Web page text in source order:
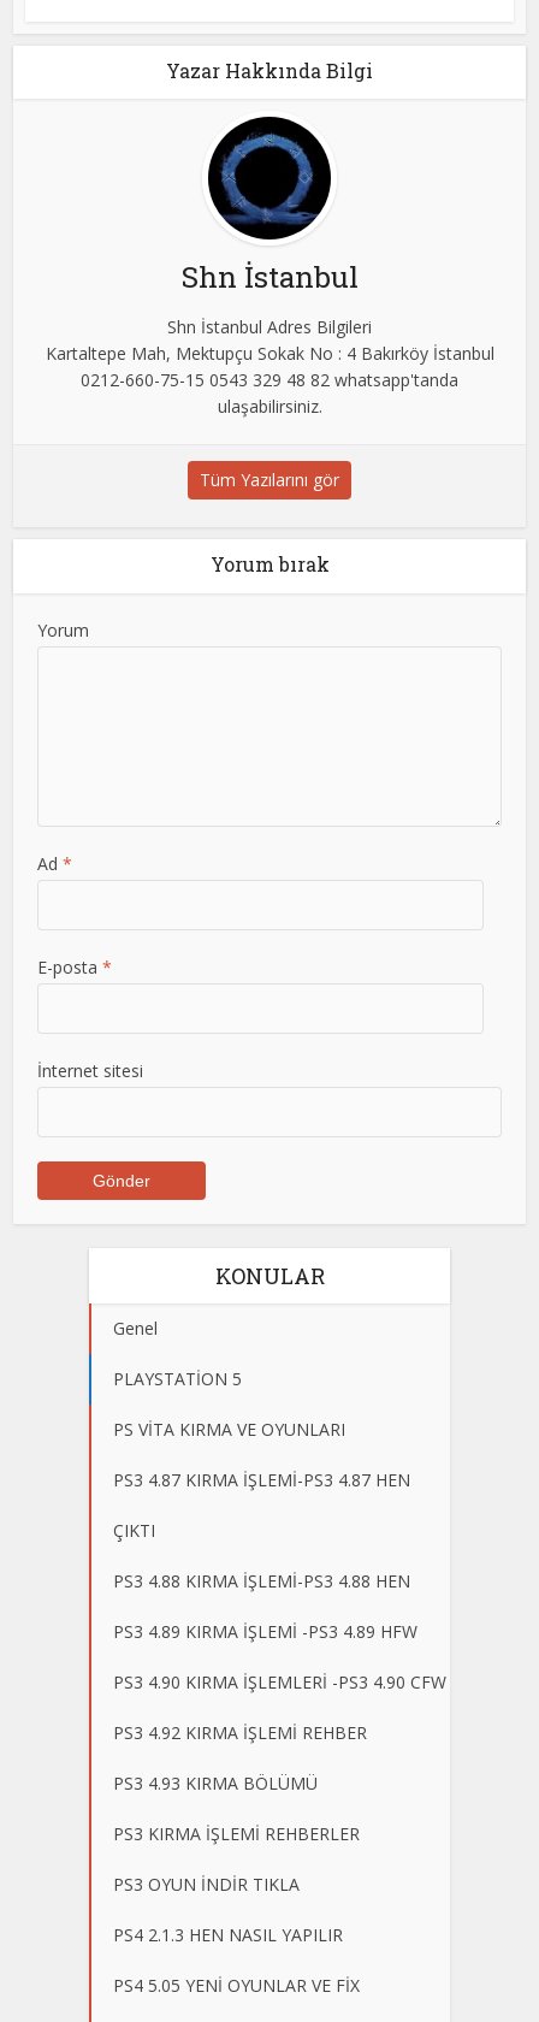
Yazar Hakkında Bilgi
Shn İstanbul
Shn İstanbul Adres Bilgileri
Kartaltepe Mah, Mektupçu Sokak No : 4 Bakırköy İstanbul
0212-660-75-15 0543 329 48 82 whatsapp'tanda
ulaşabilirsiniz.
Tüm Yazılarını gör
Yorum bırak
Yorum
Ad*
E-posta*
İnternet sitesi
KONULAR
Genel
PLAYSTATİON 5
PS VİTA KIRMA VE OYUNLARI
PS3 4.87 KIRMA İŞLEMİ-PS3 4.87 HEN
ÇIKTI
PS3 4.88 KIRMA İŞLEMİ-PS3 4.88 HEN
PS3 4.89 KIRMA İŞLEMİ -PS3 4.89 HFW
PS3 4.90 KIRMA İŞLEMLERİ -PS3 4.90 CFW
PS3 4.92 KIRMA İŞLEMİ REHBER
PS3 4.93 KIRMA BÖLÜMÜ
PS3 KIRMA İŞLEMİ REHBERLER
PS3 OYUN İNDİR TIKLA
PS4 2.1.3 HEN NASIL YAPILIR
PS4 5.05 YENİ OYUNLAR VE FİX